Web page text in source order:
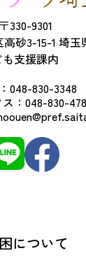
〒330-9301
砂3-15-1 埼玉
も支援課内
048-830-3348
： 048-830-
について